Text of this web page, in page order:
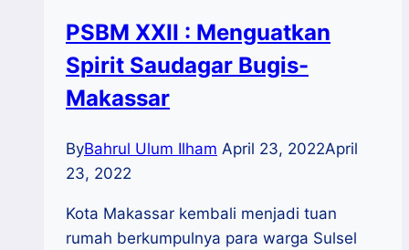
PSBM XXII : Menguatkan
Spirit Saudagar Bugis-
Makassar
ByBahrul Ulum Ilham April 23, 2022April
23, 2022
Kota Makassar kembali menjadi tuan
rumah berkumpulnya para warga Sulsel